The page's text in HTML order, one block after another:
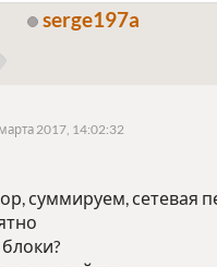
serge197a
2017, 14:02:32
суммируем, сетевая